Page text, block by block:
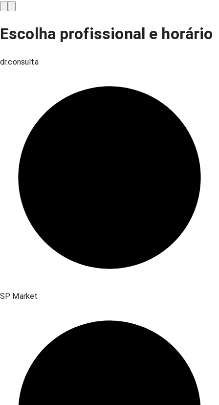
Escolha profissional e horário
dr.consulta
SP Market